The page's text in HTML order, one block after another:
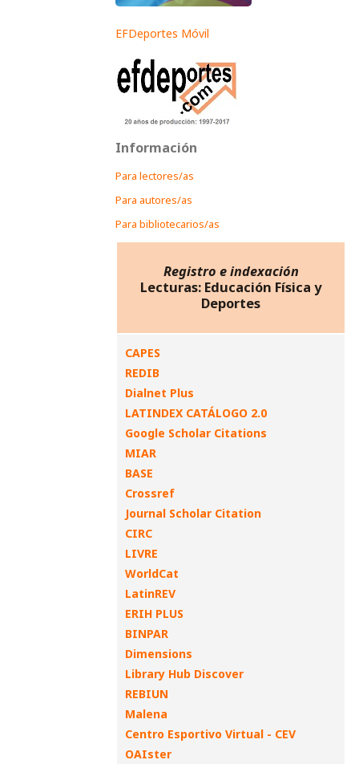
EFDeportes Móvil
Información
Para lectores/as
Para autores/as
Para bibliotecarios/as
Registro e indexación
Lecturas: Educación Física y
Deportes
CAPES
REDIB
Dialnet Plus
LATINDEX CATÁLOGO 2.0
Google Scholar Citations
MIAR
BASE
Crossref
Journal Scholar Citation
CIRC
LIVRE
WorldCat
LatinREV
ERIH PLUS
BINPAR
Dimensions
Library Hub Discover
REBIUN
Malena
Centro Esportivo Virtual - CEV
OAIster